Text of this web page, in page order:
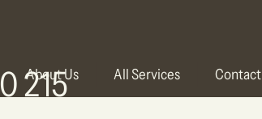
215
About Us All Services Contact